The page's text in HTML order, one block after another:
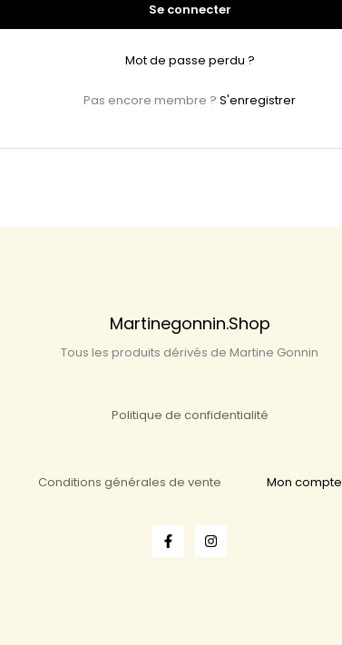
Se connecter
Mot de passe perdu ?
Pas encore membre ? S'enregistrer
Martinegonnin.shop
Tous les produits dérivés de Martine Gonnin
Politique de confidentialité
Conditions générales de vente Mon compte